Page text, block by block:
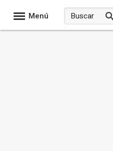
Menú